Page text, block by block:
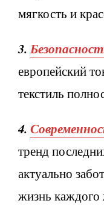
мягкость и
3.
европейский
текстиль
4.
тренд
актуально
жизнь каждого